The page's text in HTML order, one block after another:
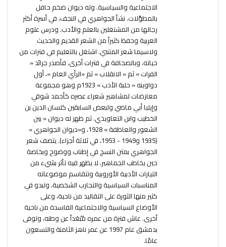
الاجتماعية والسياسية. وله ديوان ضخم حافل
بالمطوَّلات. نشأ الجواهري في النجف، في أسرة أكثر
رجالها من المشتغلين بالعلم والأدب. ودرس علوم
العربية وحفظ كثيراً من الشعر القديم والحديث
ولاسيما شعر المتنبي. اشتغل بالتعليم في فترات من
حياته، وبالصحافة في فترات أخرى، فأصدر جرائد «
الفرات » ثم « الانقلاب » ثم «الرأي العام »، أول
دواوينه « حلبة الأدب » 1923م وهو مجموعة
معارضات لمشاهير شعراء عصره كأحمد شوقي
وإيليا أبي ماضي ولبعض السابقين كلسان الدين بن
الخطيب وابن التعاويذي. ثم ظهر له ديوان « بين
الشعور والعاطفة » 1928، و«ديوان الجواهري »
(1935 و1949 - 1953، في ثلاثة أجزاء). يتصف شعر
الجواهري بمتن النسج في إطناب ووضوح وبخاصة
حين يخاطب الجماهير، لا يظهر فيه تأثر بشيء من
التيارات الأدبية الأوروبية وتتقاسم موضوعاته
المناسبات السياسية والتجارب الشخصية، وتبدو في
كثير منها الثورة على التقاليد من ناحية، وعلى
الأوضاع السياسية والاجتماعية الفاسدة من ناحية
أخرى. عاش فترة من عمره مُبْعَداً عن وطنه، وتوفى
بدمشق عام 1997 عن عمر ناهز الثامنة والتسعون
عامًا.